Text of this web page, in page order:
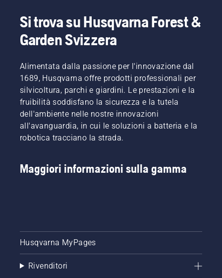
Si trova su Husqvarna Forest &
Garden Svizzera
Alimentata dalla passione per l'innovazione dal
1689, Husqvarna offre prodotti professionali per
silvicoltura, parchi e giardini. Le prestazioni e la
fruibilità soddisfano la sicurezza e la tutela
dell'ambiente nelle nostre innovazioni
all'avanguardia, in cui le soluzioni a batteria e la
robotica tracciano la strada.
Maggiori informazioni sulla gamma
Husqvarna MyPages
Rivenditori